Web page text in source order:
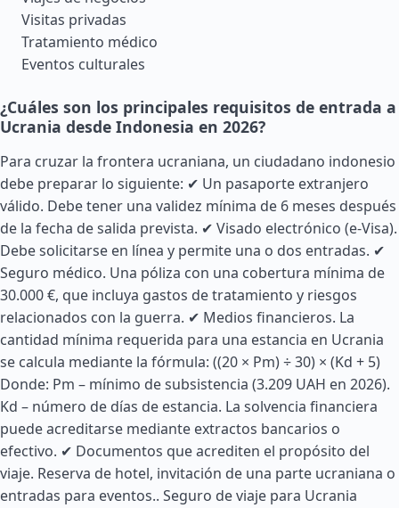
Visitas privadas
Tratamiento médico
Eventos culturales
¿Cuáles son los principales requisitos de entrada a
Ucrania desde Indonesia en 2026?
Para cruzar la frontera ucraniana, un ciudadano indonesio
debe preparar lo siguiente: ✔ Un pasaporte extranjero
válido. Debe tener una validez mínima de 6 meses después
de la fecha de salida prevista. ✔ Visado electrónico (e-Visa).
Debe solicitarse en línea y permite una o dos entradas. ✔
Seguro médico. Una póliza con una cobertura mínima de
30.000 €, que incluya gastos de tratamiento y riesgos
relacionados con la guerra. ✔ Medios financieros. La
cantidad mínima requerida para una estancia en Ucrania
se calcula mediante la fórmula: ((20 × Pm) ÷ 30) × (Kd + 5)
Donde: Pm – mínimo de subsistencia (3.209 UAH en 2026).
Kd – número de días de estancia. La solvencia financiera
puede acreditarse mediante extractos bancarios o
efectivo. ✔ Documentos que acrediten el propósito del
viaje. Reserva de hotel, invitación de una parte ucraniana o
entradas para eventos.. Seguro de viaje para Ucrania